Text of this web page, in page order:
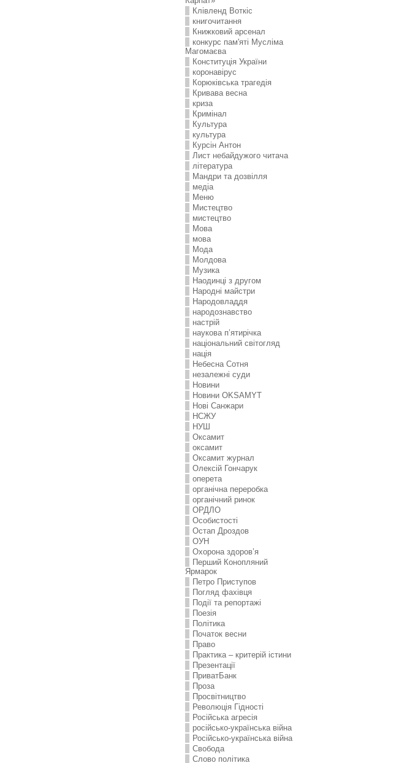
Клівленд Воткіс
книгочитання
Книжковий арсенал
конкурс пам'яті Мусліма
Магомаєва
Конституція України
коронавірус
Корюківська трагедія
Кривава весна
криза
Кримінал
Культура
культура
Курсін Антон
Лист небайдужого читача
література
Мандри та дозвілля
медіа
Меню
Мистецтво
мистецтво
Мова
мова
Мода
Молдова
Музика
Наодинці з другом
Народні майстри
Народовладдя
народознавство
настрій
наукова п’ятирічка
національний світогляд
нація
Небесна Сотня
незалежні суди
Новини
Новини OKSAMYT
Нові Санжари
НСЖУ
НУШ
Оксамит
оксамит
Оксамит журнал
Олексій Гончарук
оперета
органічна переробка
органічний ринок
ОРДЛО
Особистості
Остап Дроздов
ОУН
Охорона здоров’я
Перший Конопляний
Ярмарок
Петро Приступов
Погляд фахівця
Події та репортажі
Поезія
Політика
Початок весни
Право
Практика – критерій істини
Презентації
ПриватБанк
Проза
Просвітництво
Революція Гідності
Російська агресія
російсько-українська війна
Російсько-українська війна
Свобода
Слово політика